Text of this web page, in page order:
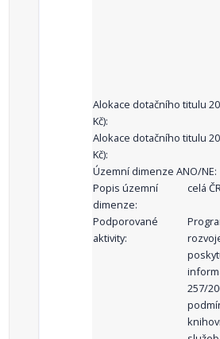
Alokace dotačního titulu
Kč):
Alokace dotačního titulu
Kč):
Územní dimenze ANO/NE:
Popis územní
dimenze:
celá
Podporované
aktivity:
257/